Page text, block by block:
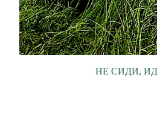
НЕ СИДИ,